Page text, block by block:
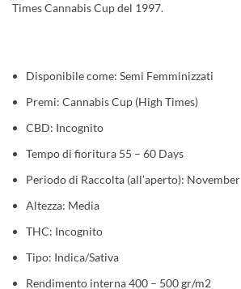
Times Cannabis Cup del 1997.
Disponibile come: Semi Femminizzati
Premi: Cannabis Cup (High Times)
CBD: Incognito
Tempo di fioritura 55 – 60 Days
Periodo di Raccolta (all’aperto): November
Altezza: Media
THC: Incognito
Tipo: Indica/Sativa
Rendimento interna 400 – 500 gr/m2